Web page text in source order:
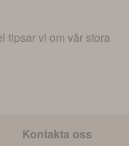
tipsar vi om vår stora
Kontakta oss